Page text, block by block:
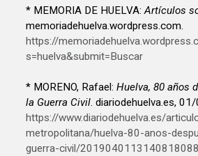
* MEMORIA DE HUELVA:Artículos
memoriadehuelva.wordpress.com.
https://
s=huelva&submit=Buscar
* MORENO, Rafael:Huelva, 80 años
la Guerra Civil. diariodehuelva.es,
https://www.diariodehuelva.es/
metropolitana/huelva-80-anos-
guerra-civil/